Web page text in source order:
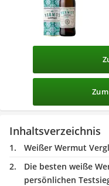
Inhaltsverzeichnis
Weißer Wermut
Die besten weiße
persönlichen